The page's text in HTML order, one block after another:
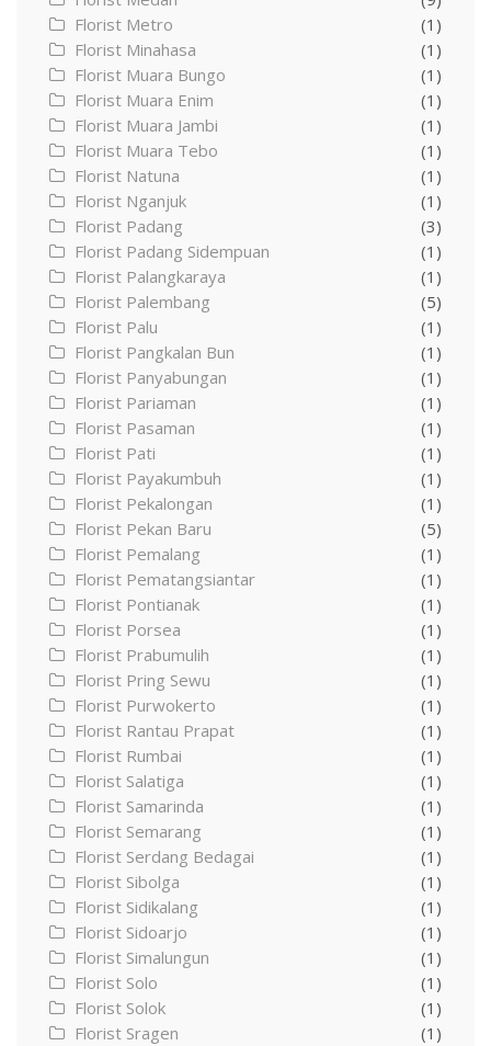
Florist Metro
(1)
Florist Minahasa
(1)
Florist Muara Bungo
(1)
Florist Muara Enim
(1)
Florist Muara Jambi
(1)
Florist Muara Tebo
(1)
Florist Natuna
(1)
Florist Nganjuk
(1)
Florist Padang
(3)
Florist Padang Sidempuan
(1)
Florist Palangkaraya
(1)
Florist Palembang
(5)
Florist Palu
(1)
Florist Pangkalan Bun
(1)
Florist Panyabungan
(1)
Florist Pariaman
(1)
Florist Pasaman
(1)
Florist Pati
(1)
Florist Payakumbuh
(1)
Florist Pekalongan
(1)
Florist Pekan Baru
(5)
Florist Pemalang
(1)
Florist Pematangsiantar
(1)
Florist Pontianak
(1)
Florist Porsea
(1)
Florist Prabumulih
(1)
Florist Pring Sewu
(1)
Florist Purwokerto
(1)
Florist Rantau Prapat
(1)
Florist Rumbai
(1)
Florist Salatiga
(1)
Florist Samarinda
(1)
Florist Semarang
(1)
Florist Serdang Bedagai
(1)
Florist Sibolga
(1)
Florist Sidikalang
(1)
Florist Sidoarjo
(1)
Florist Simalungun
(1)
Florist Solo
(1)
Florist Solok
(1)
Florist Sragen
(1)